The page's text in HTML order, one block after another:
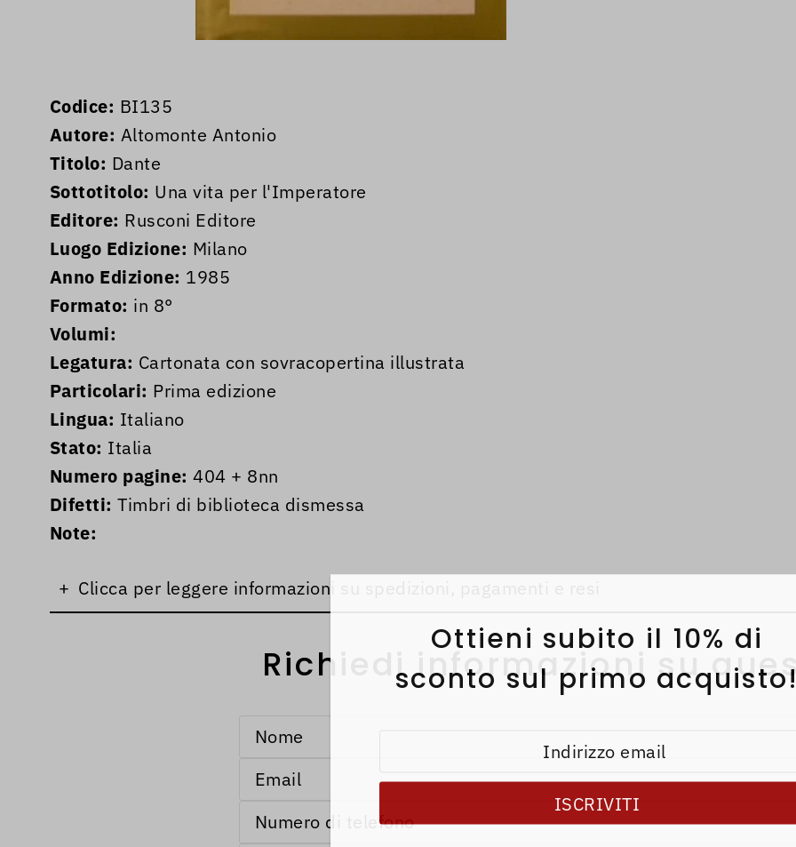
Codice: BI135
Autore: Altomonte Antonio
Titolo: Dante
Sottotitolo: Una vita per l'Imperatore
Editore: Rusconi Editore
Luogo Edizione: Milano
Anno Edizione: 1985
Formato: in 8°
Volumi:
Legatura: Cartonata con sovracopertina illustrata
Particolari: Prima edizione
Lingua: Italiano
Stato: Italia
Numero pagine: 404 + 8nn
Difetti: Timbri di biblioteca dismessa
Note:
+ Clicca per leggere informazioni su spedizioni, pagamenti e resi
Richiedi informazioni su
Ottieni subito il 10% di
sconto sul primo acquisto!